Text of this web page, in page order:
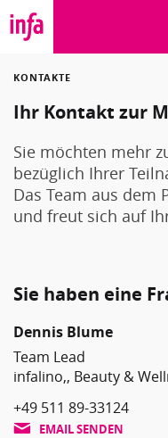
KONTAKTE
Ihr Kontakt zur
Sie möchten mehr
bezüglich Ihrer
Das Team aus dem
und freut sich auf
Sie haben eine
Dennis Blume
Team Lead
infalino,, Beauty &
+49 511 89-33124
EMAIL SENDEN